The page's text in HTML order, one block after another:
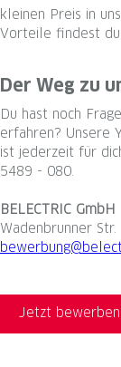
kleinen Preis in
Vorteile findest
Der Weg zu
Du hast noch
erfahren? Unsere
ist jederzeit für
5489 - 080.
BELECTRIC GmbH
Wadenbrunner
Jetzt bewerben